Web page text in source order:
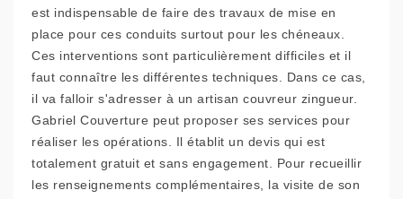
est indispensable de faire des travaux de mise en
place pour ces conduits surtout pour les chéneaux.
Ces interventions sont particulièrement difficiles et il
faut connaître les différentes techniques. Dans ce cas,
il va falloir s'adresser à un artisan couvreur zingueur.
Gabriel Couverture peut proposer ses services pour
réaliser les opérations. Il établit un devis qui est
totalement gratuit et sans engagement. Pour recueillir
les renseignements complémentaires, la visite de son